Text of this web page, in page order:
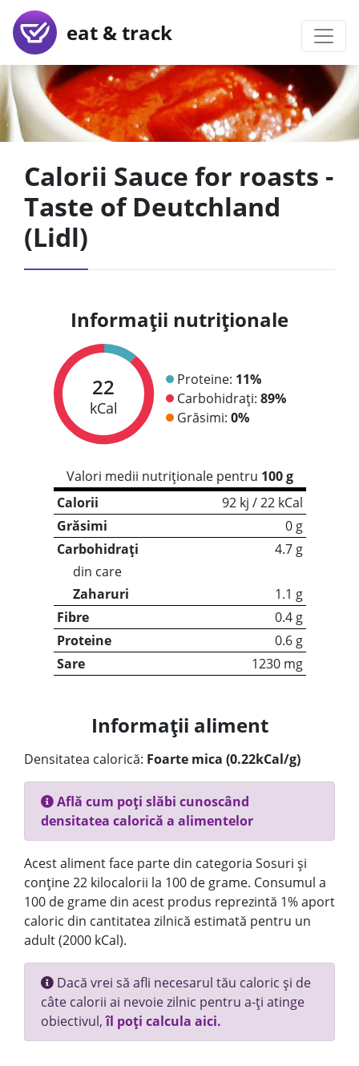
eat & track
Calorii Sauce for roasts -
Taste of Deutchland
(Lidl)
Informații nutriționale
22
kCal
Proteine: 11%
Carbohidrați: 89%
Grăsimi: 0%
Valori medii nutriționale pentru 100 g
Calorii
92 kj / 22 kCal
Grăsimi
0 g
Carbohidrați
4.7 g
din care
Zaharuri
1.1 g
Fibre
0.4 g
Proteine
0.6 g
Sare
1230 mg
Informații aliment
Densitatea calorică: Foarte mica (0.22kCal/g)
Află cum poți slăbi cunoscând
densitatea calorică a alimentelor
Acest aliment face parte din categoria Sosuri și
conține 22 kilocalorii la 100 de grame. Consumul a
100 de grame din acest produs reprezintă 1% aport
caloric din cantitatea zilnică estimată pentru un
adult (2000 kCal).
Dacă vrei să afli necesarul tău caloric și de
câte calorii ai nevoie zilnic pentru a-ți atinge
obiectivul,îl poți calcula aici.